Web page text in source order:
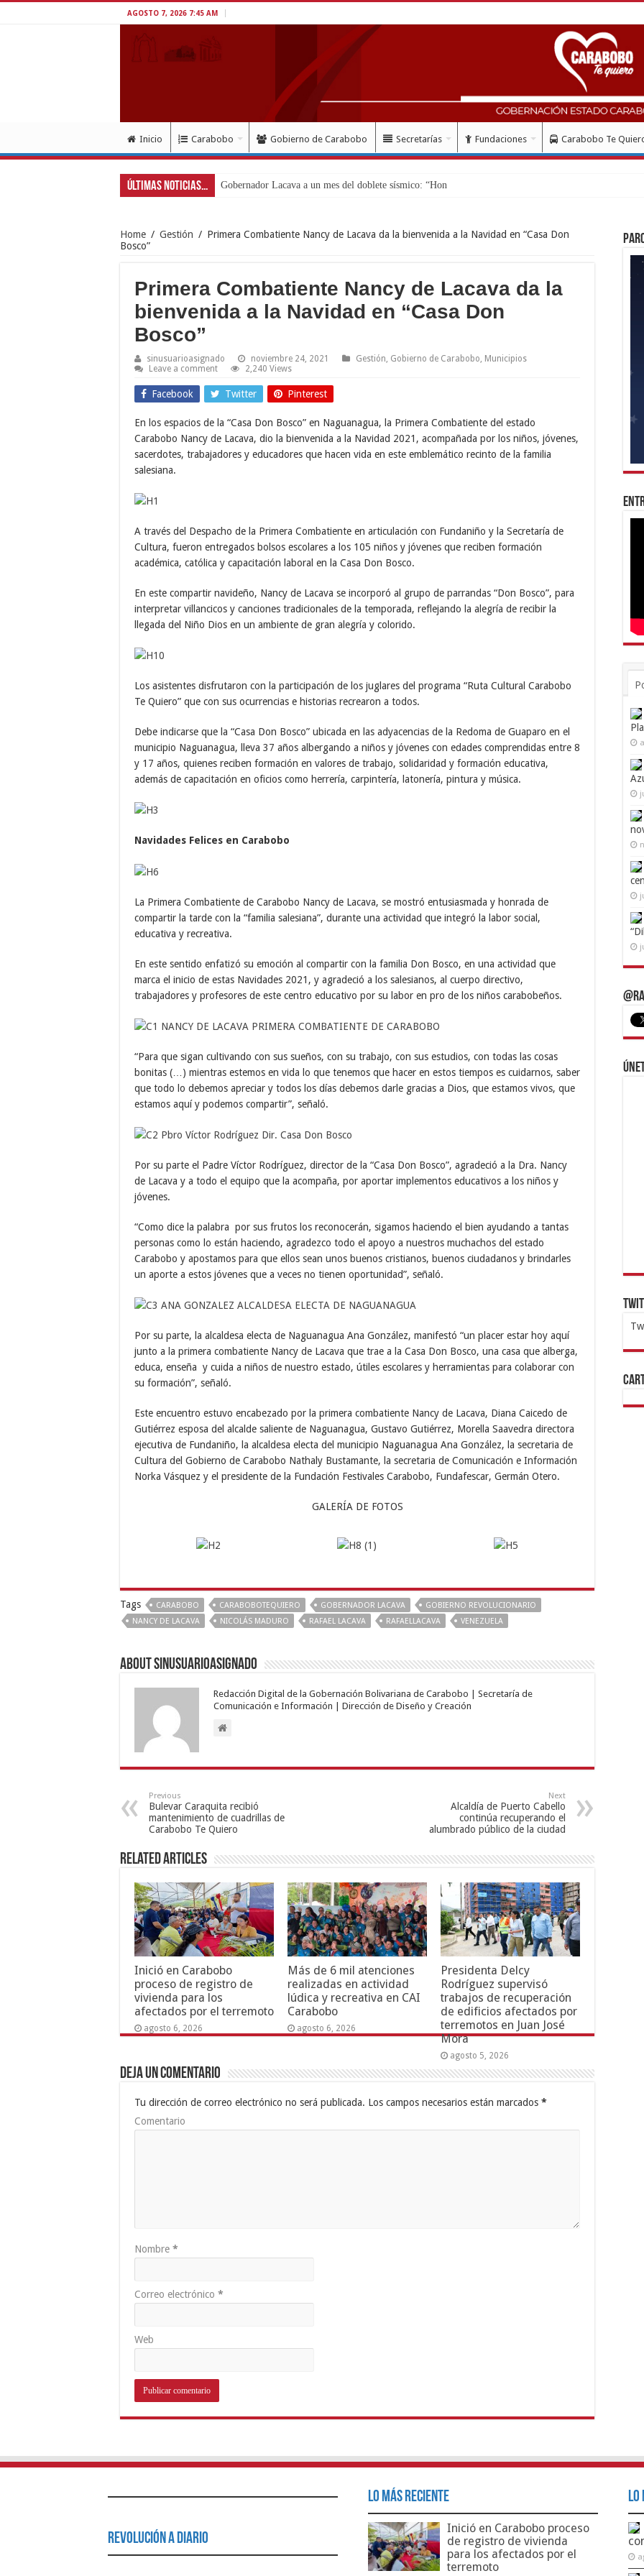
AGOSTO 7, 2026 7:45 AM
Inicio Carabobo Gobierno de Carabobo Secretarías Fundaciones Carabobo Te
Últimas Noticias... Gobernador Lacava a un mes del doblete sísmico: “Honro al valiente y solida
Home / Gestión / Primera Combatiente Nancy de Lacava da la bienvenida a la Navidad en “Casa Don
Bosco”
Primera Combatiente Nancy de Lacava da la
bienvenida a la Navidad en “Casa Don
Bosco”
sinusuarioasignado noviembre 24, 2021 Gestión Gobierno de Carabobo Municipios
Leave a comment
2,240 Views
Facebook Twitter Pinterest
En los espacios de la “Casa Don Bosco” en Naguanagua, la Primera Combatiente del estado
Carabobo Nancy de Lacava, dio la bienvenida a la Navidad 2021, acompañada por los niños, jóvenes,
sacerdotes, trabajadores y educadores que hacen vida en este emblemático recinto de la familia
salesiana.
A través del Despacho de la Primera Combatiente en articulación con Fundaniño y la Secretaría de
Cultura, fueron entregados bolsos escolares a los 105 niños y jóvenes que reciben formación
académica, católica y capacitación laboral en la Casa Don Bosco.
En este compartir navideño, Nancy de Lacava se incorporó al grupo de parrandas “Don Bosco”, para
interpretar villancicos y canciones tradicionales de la temporada, reflejando la alegría de recibir la
llegada del Niño Dios en un ambiente de gran alegría y colorido.
Los asistentes disfrutaron con la participación de los juglares del programa “Ruta Cultural Carabobo
Te Quiero” que con sus ocurrencias e historias recrearon a todos.
Debe indicarse que la “Casa Don Bosco” ubicada en las adyacencias de la Redoma de Guaparo en el
municipio Naguanagua, lleva 37 años albergando a niños y jóvenes con edades comprendidas entre 8
y 17 años, quienes reciben formación en valores de trabajo, solidaridad y formación educativa,
además de capacitación en oficios como herrería, carpintería, latonería, pintura y música.
Navidades Felices en Carabobo
La Primera Combatiente de Carabobo Nancy de Lacava, se mostró entusiasmada y honrada de
compartir la tarde con la “familia salesiana”, durante una actividad que integró la labor social,
educativa y recreativa.
En este sentido enfatizó su emoción al compartir con la familia Don Bosco, en una actividad que
marca el inicio de estas Navidades 2021, y agradeció a los salesianos, al cuerpo directivo,
trabajadores y profesores de este centro educativo por su labor en pro de los niños carabobeños.
“Para que sigan cultivando con sus sueños, con su trabajo, con sus estudios, con todas las cosas
bonitas (…) mientras estemos en vida lo que tenemos que hacer en estos tiempos es cuidarnos, saber
que todo lo debemos apreciar y todos los días debemos darle gracias a Dios, que estamos vivos, que
estamos aquí y podemos compartir”, señaló.
Por su parte el Padre Víctor Rodríguez, director de la “Casa Don Bosco”, agradeció a la Dra. Nancy
de Lacava y a todo el equipo que la acompaña, por aportar implementos educativos a los niños y
jóvenes.
“Como dice la palabra por sus frutos los reconocerán, sigamos haciendo el bien ayudando a tantas
personas como lo están haciendo, agradezco todo el apoyo a nuestros muchachos del estado
Carabobo y apostamos para que ellos sean unos buenos cristianos, buenos ciudadanos y brindarles
un aporte a estos jóvenes que a veces no tienen oportunidad”, señaló.
Por su parte, la alcaldesa electa de Naguanagua Ana González, manifestó “un placer estar hoy aquí
junto a la primera combatiente Nancy de Lacava que trae a la Casa Don Bosco, una casa que alberga,
educa, enseña y cuida a niños de nuestro estado, útiles escolares y herramientas para colaborar con
su formación”, señaló.
Este encuentro estuvo encabezado por la primera combatiente Nancy de Lacava, Diana Caicedo de
Gutiérrez esposa del alcalde saliente de Naguanagua, Gustavo Gutiérrez, Morella Saavedra directora
ejecutiva de Fundaniño, la alcaldesa electa del municipio Naguanagua Ana González, la secretaria de
Cultura del Gobierno de Carabobo Nathaly Bustamante, la secretaria de Comunicación e Información
Norka Vásquez y el presidente de la Fundación Festivales Carabobo, Fundafescar, Germán Otero.
GALERÍA DE FOTOS
Tags CARABOBO CARABOBOTEQUIERO GOBERNADOR LACAVA
GOBIERNO REVOLUCIONARIO
NANCY DE LACAVA
NICOLÁS MADURO RAFAEL LACAVA RAFAELLACAVA VENEZUELA
About sinusuarioasignado
Redacción Digital de la Gobernación Bolivariana de Carabobo | Secretaría de
Comunicación e Información | Dirección de Diseño y Creación
Previous
Bulevar Caraquita recibió
mantenimiento de cuadrillas de
Carabobo Te Quiero
Next
Alcaldía de Puerto Cabello
continúa recuperando el
alumbrado público de la ciudad
Related Articles
Inició en Carabobo
proceso de registro de
vivienda para los
afectados por el terremoto
agosto 6, 2026
Más de 6 mil atenciones
realizadas en actividad
lúdica y recreativa en CAI
Carabobo
agosto 6, 2026
Presidenta Delcy
Rodríguez supervisó
trabajos de recuperación
de edificios afectados por
terremotos en Juan José
Mora
agosto 5, 2026
Deja un comentario
Tu dirección de correo electrónico no será publicada. Los campos necesarios están marcados *
Comentario
Nombre *
Correo electrónico *
Web
Revolución a Diario
Lo Más Reciente
Inició en Carabobo proceso
de registro de vivienda
para los afectados por el
terremoto